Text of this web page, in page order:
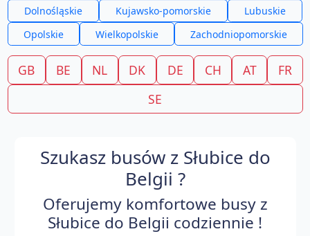
Dolnośląskie Kujawsko-pomorskie
Lubuskie
Opolskie
Wielkopolskie Zachodniopomorskie
GB BE NL DK DE CH AT
FR
SE
Szukasz busów z Słubice do
Belgii ?
Oferujemy komfortowe busy z
Słubice do Belgii codziennie !